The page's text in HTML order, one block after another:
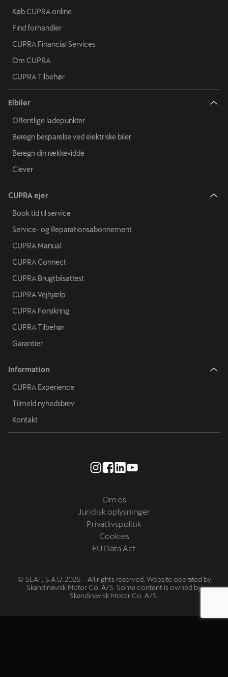
Køb CUPRA online
Find forhandler
CUPRA Financial Services
Om CUPRA
CUPRA Tilbehør
Elbiler
Offentlige ladepunkter
Beregn besparelse ved elektriske biler
Beregn din rækkevidde
Clever
CUPRA ejer
Book tid til service
Service- og Reparationsabonnement
CUPRA Manual
CUPRA Connect
CUPRA Brugtbilsattest
CUPRA Vejhjælp
CUPRA Forsikring
CUPRA Tilbehør
Garantier
Information
CUPRA Experience
Tilmeld nyhedsbrev
Kontakt
Om os
Juridisk oplysninger
Privatlivspolitik
Cookies
EU Data Act
© SEAT, S.A.U. 2026 – All rights reserved. Website operated by
Skandinavisk Motor Co. A/S. Some content is owned by
Skandinavisk Motor Co. A/S.